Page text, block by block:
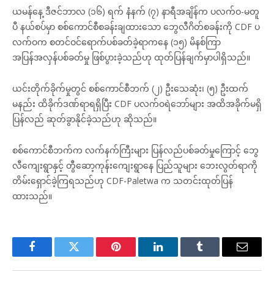
ယမန်နေ့ ဒီဇင်ဘာလ (၁၆) ရက် နံနက် (၇) နာရီအချိန်က ပလက်ဝ-မတူ
ပီ နယ်စပ်မှာ စစ်ကောင်စီစခန်းချထားသော ဘွေလီဂိတ်စခန်းကို CDF ပ
လက်ဝက စတင်ဝင်ရောက်ပစ်ခတ်ခဲ့ရာကနေ (၁၅) မိနစ်ကြာ
အပြန်အလှန်ပစ်ခတ်မှု ဖြစ်ပွားခဲ့သည်ဟု ထုတ်ပြန်ချက်မှာပါရှိသည်။
ယင်းတိုက်ခိုက်မှုတွင် စစ်ကောင်စီဘက် (၂) ဦးသေဆုံး၊ (၅) ဦးထက်
မနည်း ထိခိုက်ဒဏ်ရာရရှိပြီး CDF ပလက်ဝရဲဘော်များ အထိအခိုက်မရှိ
ပြန်လည် ဆုတ်ခွာနိုင်ခဲ့သည်ဟု ဆိုသည်။
စစ်ကောင်စီဘက်က လက်နက်ကြီးများ ပြန်လည်ပစ်ခတ်မှုကြောင့် ဘွေ
လီကျေးရွာနှင့် တွီဆော့ကုန်းကျေးရွာနေ ပြည်သူများ ဘေးလွတ်ရာကို
တိမ်းရှောင်ခဲ့ကြရသည်ဟု CDF-Paletwa က သတင်းထုတ်ပြန်
ထားသည်။
FacebookTwitter Pinterest LinkedInTumblr Email